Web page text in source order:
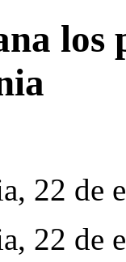
los
22 de
, 22 de